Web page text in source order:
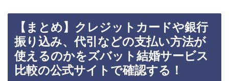
【まとめ】クレジットカードや銀行
振り込み、代引などの支払い方法が
使えるのかをズバット結婚サービス
比較の公式サイトで確認する！